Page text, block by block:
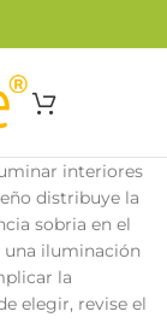
interiores
distribuye la
sobria en el
una iluminación
la
elegir, revise el